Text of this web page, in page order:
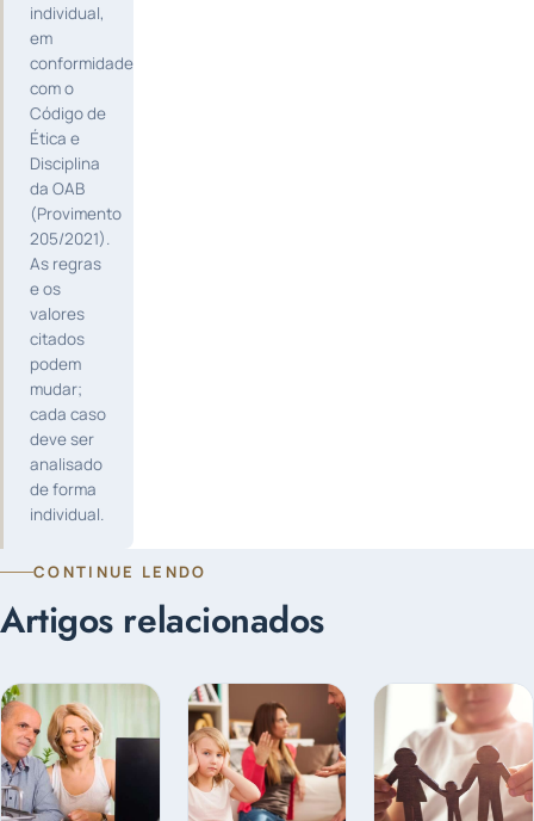
individual,
em
conformidade
com o
Código de
Ética e
Disciplina
da OAB
(Provimento
205/2021).
As regras
e os
valores
citados
podem
mudar;
cada caso
deve ser
analisado
de forma
individual.
CONTINUE LENDO
Artigos relacionados